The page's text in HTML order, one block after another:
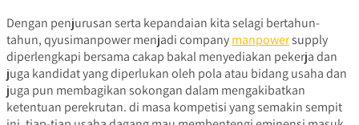
Dengan penjurusan serta kepandaian kita selagi bertahun-
tahun, qyusimanpower menjadi companymanpowersupply
diperlengkapi bersama cakap bakal menyediakan pekerja dan
juga kandidat yang diperlukan oleh pola atau bidang usaha dan
juga pun membagikan sokongan dalam mengakibatkan
ketentuan perekrutan. di masa kompetisi yang semakin sempit